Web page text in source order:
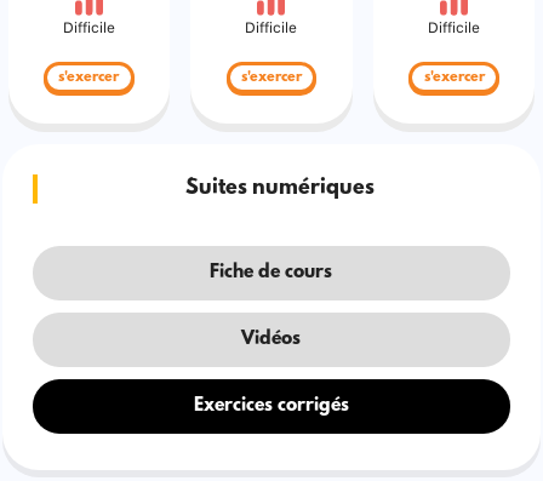
Difficile
s'exercer
Difficile
s'exercer
Difficile
s'exercer
Suites numériques
Fiche de cours
Vidéos
Exercices corrigés